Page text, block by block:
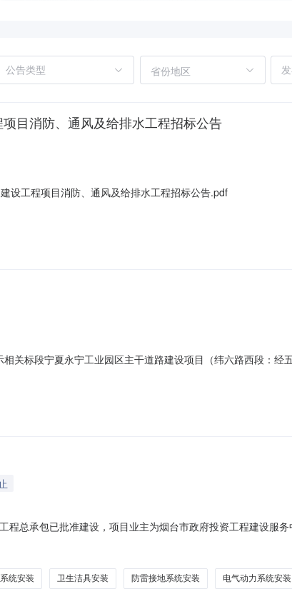
省份地区
目消防、通风及给排水工程招标公告
设工程项目消防、通风及给排水工程招标公告.pdf
关标段宁夏永宁工业园区主干道路建设项目（纬六路西段：经
经中标候选人公示无异议，现将中标结果公示如下：项目名
总承包已批准建设，项目业主为烟台市政府投资工程建设服务
标条件，现对该项目的施工进行公开招标。2.项目概况与招标
平方米；看台1层，建筑面积740平方米；地下车库1层，建筑
统安装 卫生洁具安装 防雷接地系统安装 电气动力系统安装